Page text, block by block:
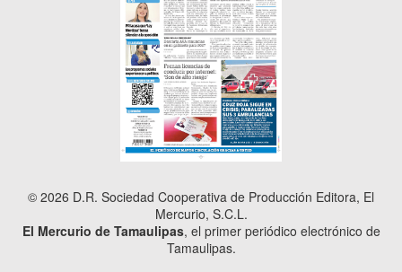
© 2026 D.R. Sociedad Cooperativa de Producción Editora, El
Mercurio, S.C.L.
El Mercurio de Tamaulipas, el primer periódico electrónico de
Tamaulipas.